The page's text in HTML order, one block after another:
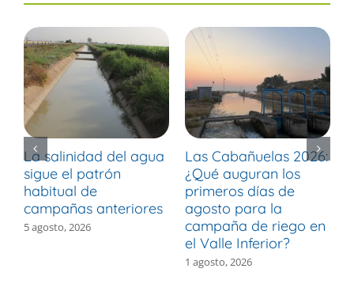
La salinidad del agua
sigue el patrón
habitual de
campañas anteriores
5 agosto, 2026
Las Cabañuelas 2026:
¿Qué auguran los
primeros días de
agosto para la
campaña de riego en
el Valle Inferior?
1 agosto, 2026